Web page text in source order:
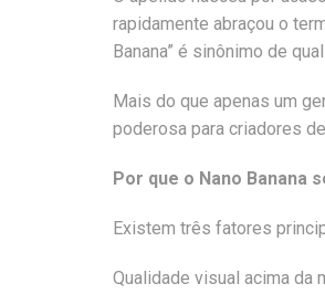
rapidamente abraçou o
Banana” é sinônimo de
Mais do que apenas um
poderosa para criadores
Por que o Nano Banana
Existem três fatores
Qualidade visual acima da